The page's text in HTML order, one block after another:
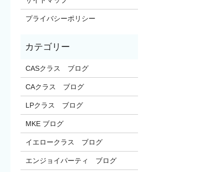
プライバシーポリシー
CASクラス ブログ
CAクラス ブログ
LPクラス ブログ
MKE ブログ
イエロークラス ブログ
エンジョイパーティ ブログ